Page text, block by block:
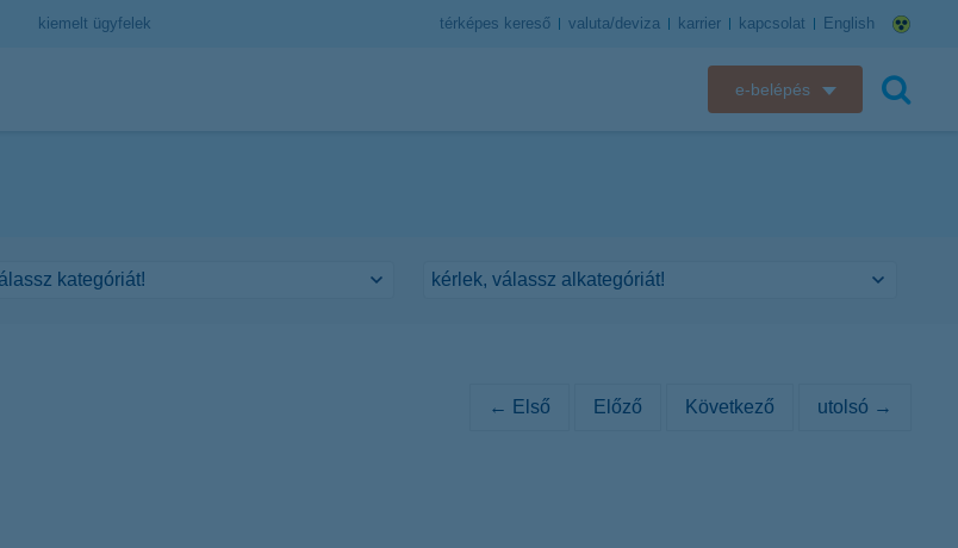
kiemelt ügyfelek térképes kereső valuta/deviza karrier kapcsolat English
e-belépés
← Első Előző Következő utolsó →